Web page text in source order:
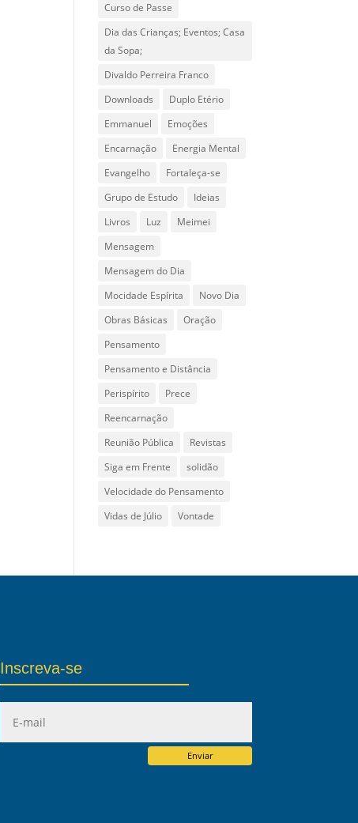
Curso de Passe
Dia das Crianças; Eventos; Casa
da Sopa;
Divaldo Perreira Franco
Downloads
Duplo Etério
Emmanuel
Emoções
Encarnação
Energia Mental
Evangelho
Fortaleça-se
Grupo de Estudo
Ideias
Livros
Luz
Meimei
Mensagem
Mensagem do Dia
Mocidade Espírita
Novo Dia
Obras Básicas
Oração
Pensamento
Pensamento e Distância
Perispírito
Prece
Reencarnação
Reunião Pública
Revistas
Siga em Frente
solidão
Velocidade do Pensamento
Vidas de Júlio
Vontade
Inscreva-se
Enviar